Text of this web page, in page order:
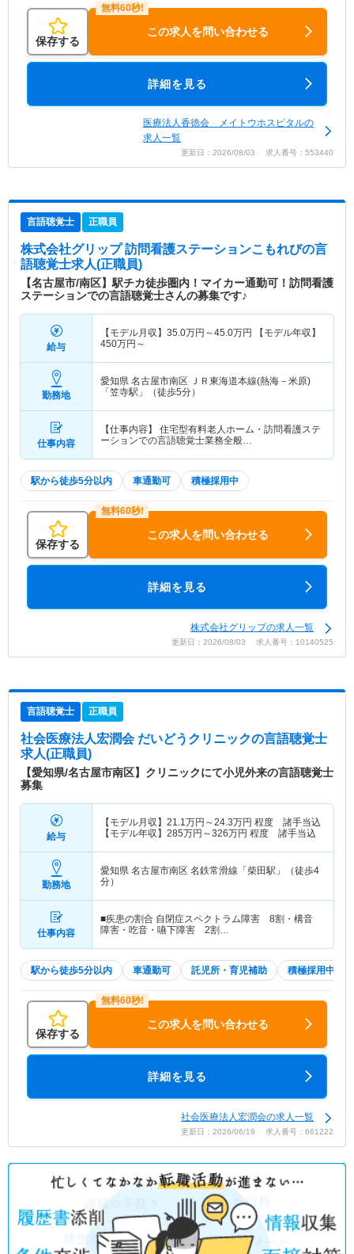
保存する
この求人を問い合わせる
詳細を見る
医療法人香徳会 メイトウホスピタルの
求人一覧
更新日：2026/08/03 求人番号：553440
言語聴覚士 正職員
株式会社グリップ 訪問看護ステーションこもれびの言
語聴覚士求人(正職員)
【名古屋市/南区】駅チカ徒歩圏内！マイカー通勤可！訪問看護
ステーションでの言語聴覚士さんの募集です♪
給与
【モデル月収】 35.0万円～45.0万円
【モデル年収】
450万円～
勤務地
愛知県 名古屋市南区 ＪＲ東海道本線(熱海－米原)
「笠寺駅」（徒歩5分）
仕事内容
【仕事内容】 住宅型有料老人ホーム・訪問看護ステ
ーションでの言語聴覚士業務全般…
駅から徒歩5分以内 車通勤可 積極採用中
保存する
この求人を問い合わせる
詳細を見る
株式会社グリップの求人一覧
更新日：2026/08/03 求人番号：10140525
言語聴覚士 正職員
社会医療法人宏潤会 だいどうクリニックの言語聴覚士
求人(正職員)
【愛知県/名古屋市南区】クリニックにて小児外来の言語聴覚士
募集
給与
【モデル月収】 21.1万円～24.3万円 程度 諸手当込
【モデル年収】 285万円～326万円 程度 諸手当込
勤務地
愛知県 名古屋市南区 名鉄常滑線「柴田駅」（徒歩4
分）
仕事内容
■疾患の割合 自閉症スペクトラム障害 8割・構音
障害・吃音・嚥下障害 2割…
駅から徒歩5分以内 車通勤可 託児所・育児補助 積極採用中
保存する
この求人を問い合わせる
詳細を見る
社会医療法人宏潤会の求人一覧
更新日：2026/06/19 求人番号：661222